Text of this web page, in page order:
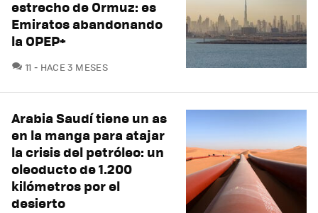
estrecho de Ormuz: es
Emiratos abandonando
la OPEP+
11 COMENTARIOS
HACE 3 MESES
Arabia Saudí tiene un as
en la manga para atajar
la crisis del petróleo: un
oleoducto de 1.200
kilómetros por el
desierto